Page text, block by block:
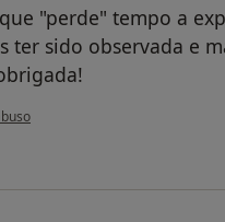
"perde" tempo a
ter sido observada e
utilizador Marina Pinto